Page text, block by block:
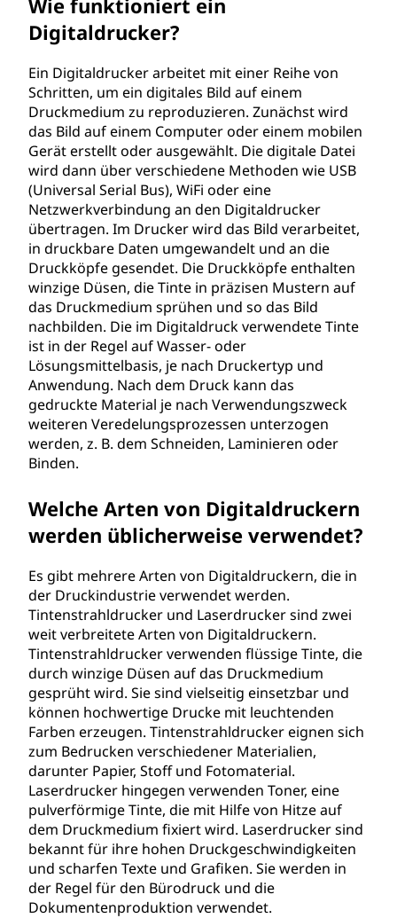
Wie funktioniert ein
Digitaldrucker?
Ein Digitaldrucker arbeitet mit einer Reihe von
Schritten, um ein digitales Bild auf einem
Druckmedium zu reproduzieren. Zunächst wird
das Bild auf einem Computer oder einem mobilen
Gerät erstellt oder ausgewählt. Die digitale Datei
wird dann über verschiedene Methoden wie USB
(Universal Serial Bus), WiFi oder eine
Netzwerkverbindung an den Digitaldrucker
übertragen. Im Drucker wird das Bild verarbeitet,
in druckbare Daten umgewandelt und an die
Druckköpfe gesendet. Die Druckköpfe enthalten
winzige Düsen, die Tinte in präzisen Mustern auf
das Druckmedium sprühen und so das Bild
nachbilden. Die im Digitaldruck verwendete Tinte
ist in der Regel auf Wasser- oder
Lösungsmittelbasis, je nach Druckertyp und
Anwendung. Nach dem Druck kann das
gedruckte Material je nach Verwendungszweck
weiteren Veredelungsprozessen unterzogen
werden, z. B. dem Schneiden, Laminieren oder
Binden.
Welche Arten von Digitaldruckern
werden üblicherweise verwendet?
Es gibt mehrere Arten von Digitaldruckern, die in
der Druckindustrie verwendet werden.
Tintenstrahldrucker und Laserdrucker sind zwei
weit verbreitete Arten von Digitaldruckern.
Tintenstrahldrucker verwenden flüssige Tinte, die
durch winzige Düsen auf das Druckmedium
gesprüht wird. Sie sind vielseitig einsetzbar und
können hochwertige Drucke mit leuchtenden
Farben erzeugen. Tintenstrahldrucker eignen sich
zum Bedrucken verschiedener Materialien,
darunter Papier, Stoff und Fotomaterial.
Laserdrucker hingegen verwenden Toner, eine
pulverförmige Tinte, die mit Hilfe von Hitze auf
dem Druckmedium fixiert wird. Laserdrucker sind
bekannt für ihre hohen Druckgeschwindigkeiten
und scharfen Texte und Grafiken. Sie werden in
der Regel für den Bürodruck und die
Dokumentenproduktion verwendet.